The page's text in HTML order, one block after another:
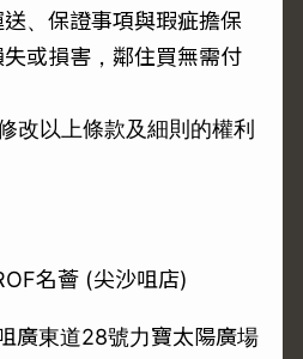
、保證事項與瑕疵擔保
或損害，鄰住買無需付
改以上條款及細則的權利
名薈 (尖沙咀店)
廣東道28號力寶太陽廣場